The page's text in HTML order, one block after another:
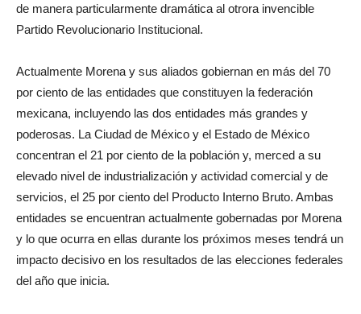
de manera particularmente dramática al otrora invencible
Partido Revolucionario Institucional.
Actualmente Morena y sus aliados gobiernan en más del 70
por ciento de las entidades que constituyen la federación
mexicana, incluyendo las dos entidades más grandes y
poderosas. La Ciudad de México y el Estado de México
concentran el 21 por ciento de la población y, merced a su
elevado nivel de industrialización y actividad comercial y de
servicios, el 25 por ciento del Producto Interno Bruto. Ambas
entidades se encuentran actualmente gobernadas por Morena
y lo que ocurra en ellas durante los próximos meses tendrá un
impacto decisivo en los resultados de las elecciones federales
del año que inicia.